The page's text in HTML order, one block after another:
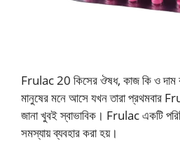
Frulac 20 কিসের ঔষধ, কাজ কি ও
মানুষের মনে আসে যখন তারা প্রথমবার
জানা খুবই স্বাভাবিক। Frulac একটি
সমস্যায় ব্যবহার করা হয়।